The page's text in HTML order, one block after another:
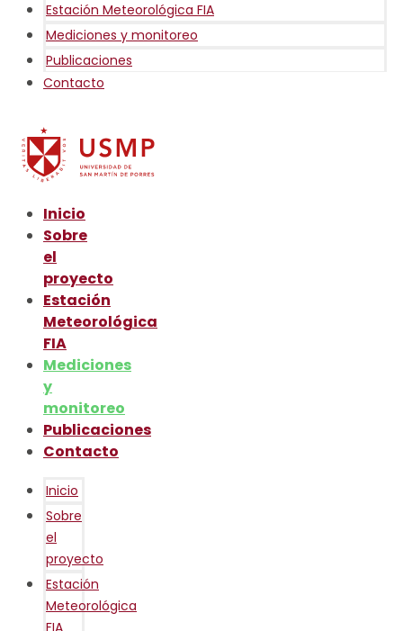
Estación Meteorológica FIA
Mediciones y monitoreo
Publicaciones
Contacto
Inicio
Sobre
el
proyecto
Estación
Meteorológica
FIA
Mediciones
y
monitoreo
Publicaciones
Contacto
Inicio
Sobre
el
proyecto
Estación
Meteorológica
FIA